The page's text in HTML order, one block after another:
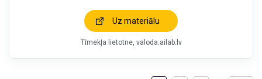
Uz materiālu
Tīmekļa lietotne valoda.ailab.lv